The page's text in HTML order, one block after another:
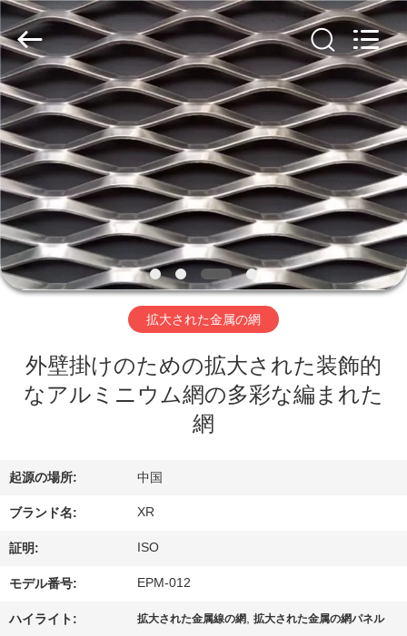
家
プ
ロ
ダ
ク
私
達
つ
い
て
工
Copyright
©
2020
-
2026
AN
PING
XI
RUN
METAL
MESH
CO.,LTD.
All
Rights
Reserved.
拡大された金属の網
外壁掛けのための拡大された装飾的
なアルミニウム網の多彩な編まれた
網
起源の場所: 中国
ブランド名: XR
証明: ISO
モデル番号: EPM-012
ハイライト: 拡大された金属線の網,拡大された金属の網パネル